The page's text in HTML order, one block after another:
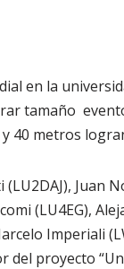
en la
tamaño
40 metros
Juan
(LU4EG),
Imperiali
del proyecto